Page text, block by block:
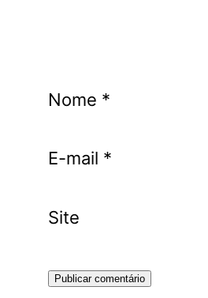
Nome *
E-mail *
Site